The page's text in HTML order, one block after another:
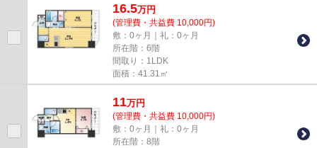
16.5万円
(管理費・共益費 10,000円)
敷：0ヶ月｜礼：0ヶ月
所在階：6階
間取り：1LDK
面積：41.31㎡
11万円
(管理費・共益費 10,000円)
敷：0ヶ月｜礼：0ヶ月
所在階：8階